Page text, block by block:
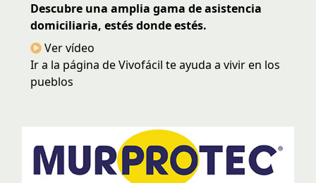
Descubre una amplia gama de asistencia
domiciliaria, estés donde estés.
Ver vídeo
Ir a la página de Vivofácil te ayuda a vivir en los
pueblos